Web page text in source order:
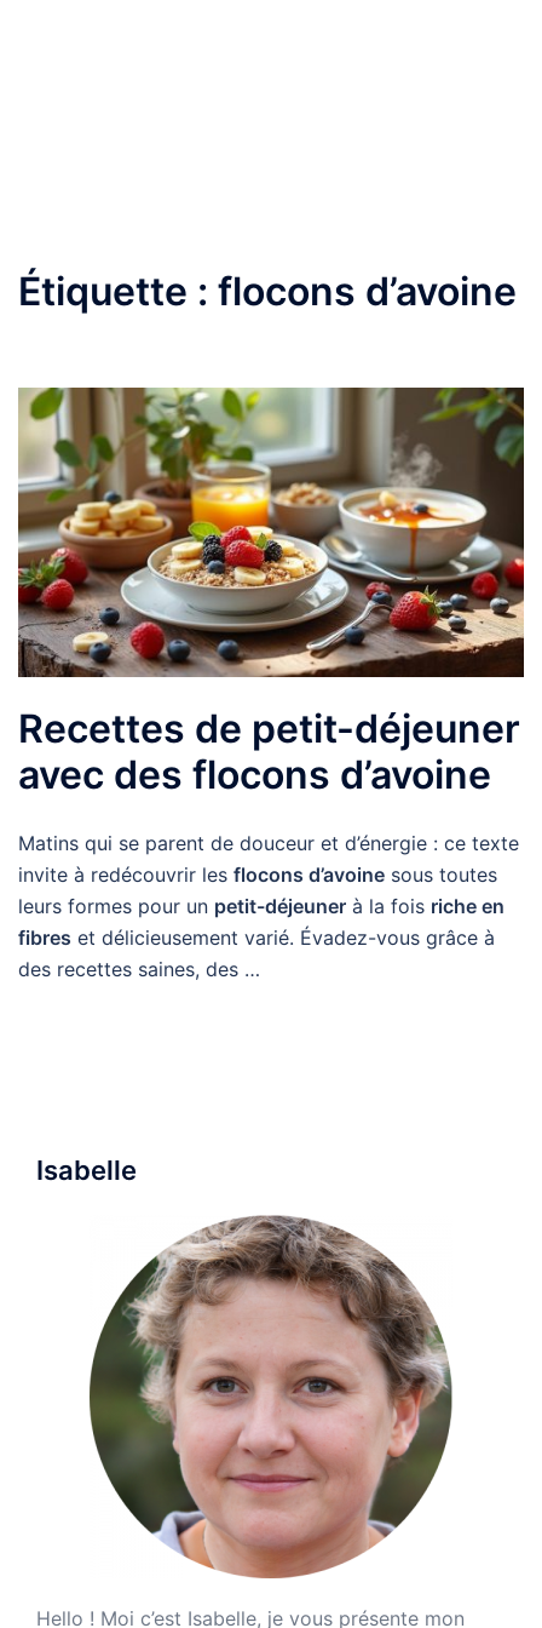
Étiquette : flocons d’avoine
Recettes de petit-déjeuner
avec des flocons d’avoine
Matins qui se parent de douceur et d’énergie : ce texte
invite à redécouvrir les flocons d’avoine sous toutes
leurs formes pour un petit-déjeuner à la fois riche en
fibres et délicieusement varié. Évadez-vous grâce à
des recettes saines, des …
Isabelle
Hello ! Moi c’est Isabelle, je vous présente mon